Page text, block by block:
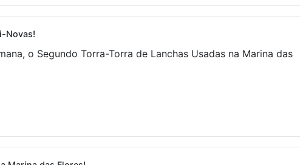
Novas!
o Segundo Torra-Torra de Lanchas Usadas na Marina das